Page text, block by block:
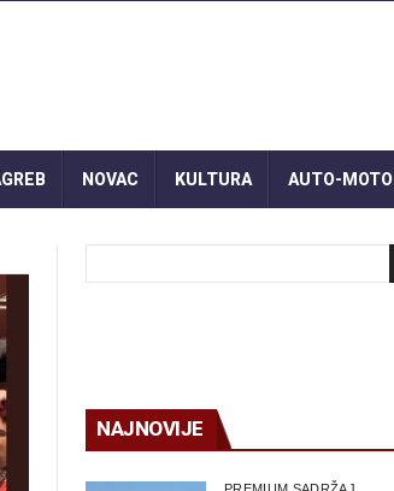
NOVAC KULTURA AUTO-MOTO
NAJNOVIJE